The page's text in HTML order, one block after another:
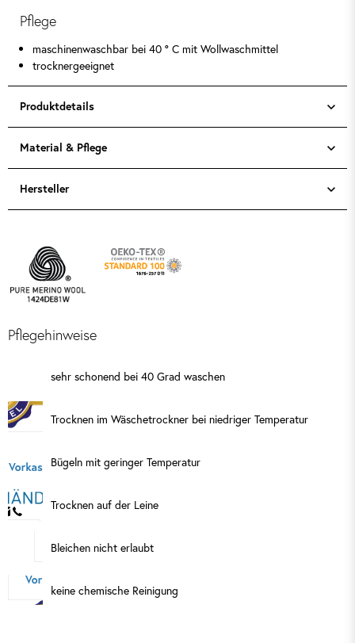
Produktdetails
Material & Pflege
Hersteller
Pflege
maschinenwaschbar bei 40 ° C mit Wollwaschmittel
trocknergeeignet
Pflegehinweise
sehr schonend bei 40 Grad waschen
Trocknen im Wäschetrockner bei niedriger Temperatur
Bügeln mit geringer Temperatur
Trocknen auf der Leine
Bleichen nicht erlaubt
keine chemische Reinigung